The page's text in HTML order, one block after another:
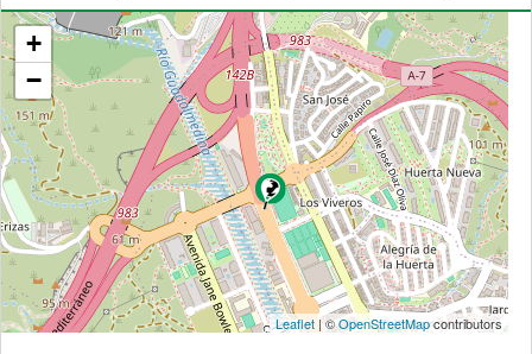
+
−
Leaflet| ©OpenStreetMapcontributors